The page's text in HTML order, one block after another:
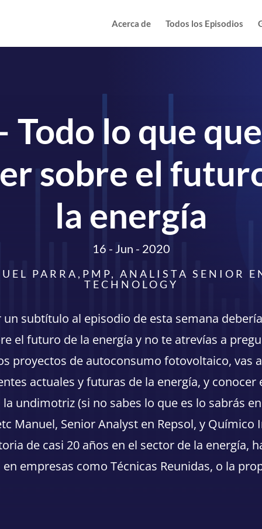
Acerca de Todos los Episodios
Todo lo que
sobre el
la energía
16 - Jun - 2020
PARRA,PMP, ANALISTA SENIOR
TECHNOLOGY
un subtítulo al episodio de esta semana
el futuro de la energía y no te atrevías a
proyectos de autoconsumo fotovoltaico, vas
actuales y futuras de la energía, y conocer
undimotriz (si no sabes lo que es lo sabrás
Manuel, Senior Analyst en Repsol, y Químico
de casi 20 años en el sector de la energía,
empresas como Técnicas Reunidas, o la